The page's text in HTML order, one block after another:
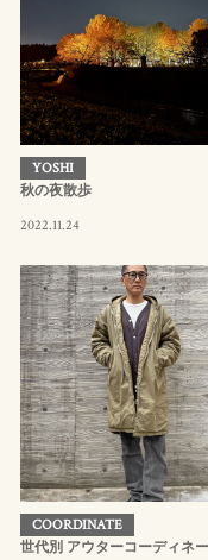
YOSHI
秋の夜散歩
2022.11.24
COORDINATE
世代別 アウターコーディネ